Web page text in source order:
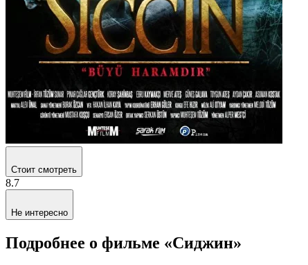
Стоит смотреть
8.7
Не интересно
Подробнее о фильме «Сиджин»